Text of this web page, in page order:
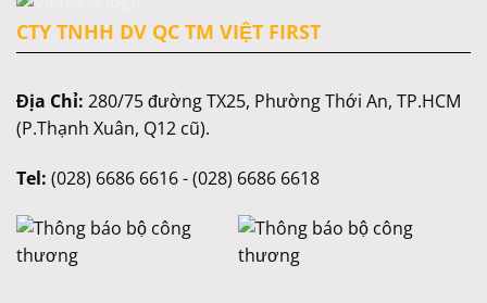
CTY TNHH DV QC TM VIỆT FIRST
Địa Chỉ: 280/75 đường TX25, Phường Thới An, TP.HCM
(P.Thạnh Xuân, Q12 cũ).
Tel: (028) 6686 6616 - (028) 6686 6618